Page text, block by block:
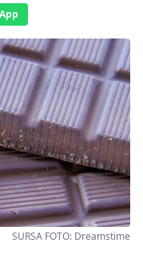
SURSA FOTO: Dreamstime